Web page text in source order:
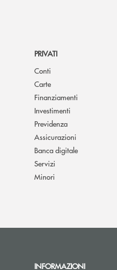
PRIVATI
Conti
Carte
Finanziamenti
Investimenti
Previdenza
Assicurazioni
Banca digitale
Servizi
Minori
INFORMAZIONI